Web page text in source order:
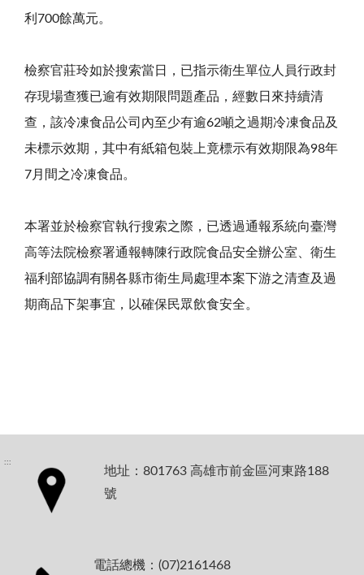
利700餘萬元。
檢察官莊玲如於搜索當日，已指示衛生單位人員行政封
存現場查獲已逾有效期限問題產品，經數日來持續清
查，該冷凍食品公司內至少有逾62噸之過期冷凍食品及
未標示效期，其中有紙箱包裝上竟標示有效期限為98年
7月間之冷凍食品。
本署並於檢察官執行搜索之際，已透過通報系統向臺灣
高等法院檢察署通報轉陳行政院食品安全辦公室、衛生
福利部協調有關各縣市衛生局處理本案下游之清查及過
期商品下架事宜，以確保民眾飲食安全。
:::
地址：801763 高雄市前金區河東路188
號
電話總機：(07)2161468